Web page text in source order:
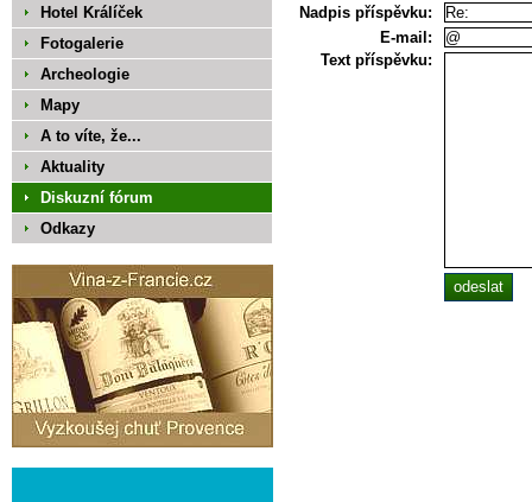
Nadpis příspěvku:
E-mail:
Text příspěvku:
Hotel Králíček
Fotogalerie
Archeologie
Mapy
A to víte, že...
Aktuality
Diskuzní fórum
Odkazy